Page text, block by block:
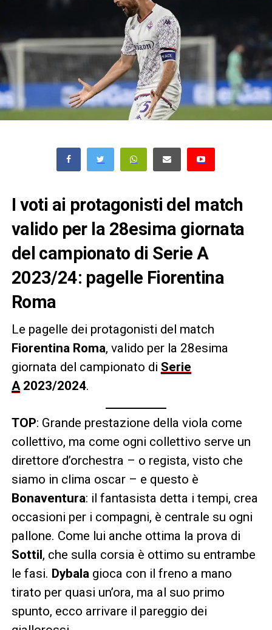
I voti ai protagonisti del match
valido per la 28esima giornata
del campionato di Serie A
2023/24: pagelle Fiorentina
Roma
Le pagelle dei protagonisti del match
Fiorentina Roma, valido per la 28esima
giornata del campionato di Serie
A2023/2024.
TOP: Grande prestazione della viola come
collettivo, ma come ogni collettivo serve un
direttore d’orchestra – o regista, visto che
siamo in clima oscar – e questo è
Bonaventura: il fantasista detta i tempi, crea
occasioni per i compagni, è centrale su ogni
pallone. Come lui anche ottima la prova di
Sottil, che sulla corsia è ottimo su entrambe
le fasi. Dybala gioca con il freno a mano
tirato per quasi un’ora, ma al suo primo
spunto, ecco arrivare il pareggio dei